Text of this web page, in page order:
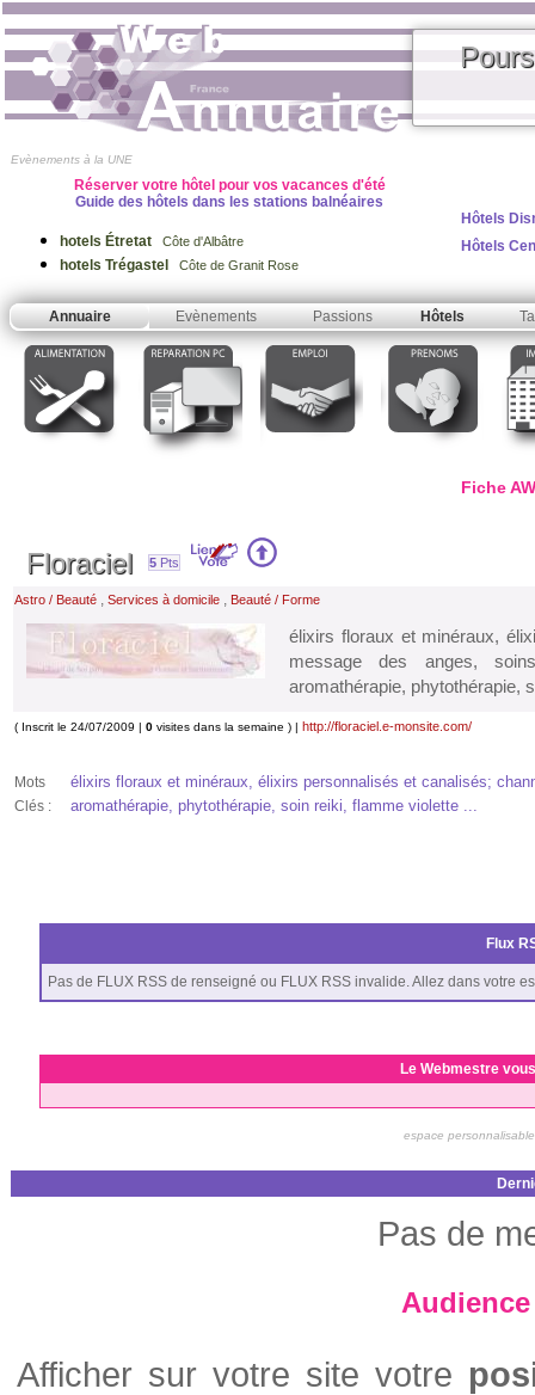
Evènements à la UNE
Réserver votre hôtel pour vos vacances d'été
Guide des hôtels dans les stations balnéaires
hotels Étretat Côte d'Albâtre
hotels Trégastel Côte de Granit Rose
Hôtels
Hôtels
Annuaire Evènements Passions Hôtels
Fiche
Floraciel 5 Pts
Astro / Beauté , Services à domicile , Beauté / Forme
élixirs floraux et minéraux,
message des anges,
aromathérapie, phytothérapie,
( Inscrit le 24/07/2009 | 0 visites dans la semaine ) | http://floraciel.e-monsite.com/
Mots
Clés :
élixirs floraux et minéraux, élixirs personnalisés et canalisés;
aromathérapie, phytothérapie, soin reiki, flamme violette ...
Flux
Pas de FLUX RSS de renseigné ou FLUX RSS invalide. Allez dans votre
Le Webmestre
espace
Pas de
Afficher sur votre site votre